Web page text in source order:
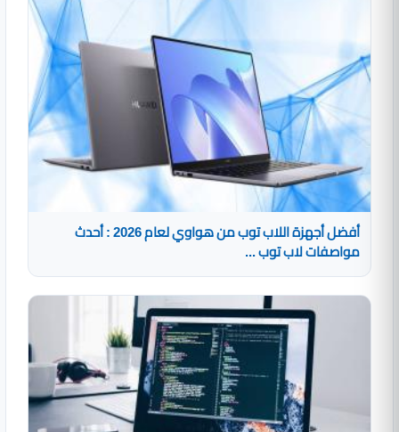
أفضل أجهزة اللاب توب من هواوي لعام 2026 : أحدث
مواصفات لاب توب ...